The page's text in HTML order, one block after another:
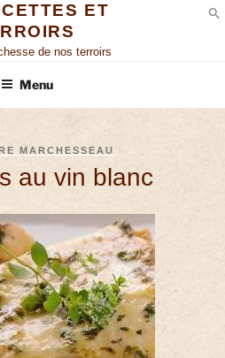
ET
de nos terroirs
Menu
MARCHESSEAU
au vin blanc